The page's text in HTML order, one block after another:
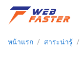
หน้าแรก / สาระน่ารู้ /